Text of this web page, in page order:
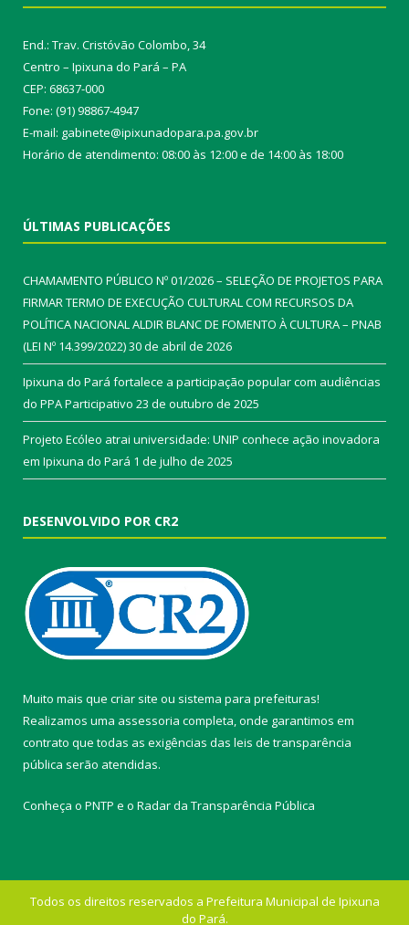
End.: Trav. Cristóvão Colombo, 34
Centro – Ipixuna do Pará – PA
CEP: 68637-000
Fone: (91) 98867-4947
E-mail: gabinete@ipixunadopara.pa.gov.br
Horário de atendimento: 08:00 às 12:00 e de 14:00 às 18:00
ÚLTIMAS PUBLICAÇÕES
CHAMAMENTO PÚBLICO Nº 01/2026 – SELEÇÃO DE PROJETOS PARA
FIRMAR TERMO DE EXECUÇÃO CULTURAL COM RECURSOS DA
POLÍTICA NACIONAL ALDIR BLANC DE FOMENTO À CULTURA – PNAB
(LEI Nº 14.399/2022)30 de abril de 2026
Ipixuna do Pará fortalece a participação popular com audiências
do PPA Participativo 23 de outubro de 2025
Projeto Ecóleo atrai universidade: UNIP conhece ação inovadora
em Ipixuna do Pará 1 de julho de 2025
DESENVOLVIDO POR CR2
Muito mais que criar site ou sistema para prefeituras!
Realizamos uma assessoria completa, onde garantimos em
contrato que todas as exigências das leis de transparência
pública serão atendidas.
Conheça o PNTP e o Radar da Transparência Pública
Todos os direitos reservados a Prefeitura Municipal de Ipixuna
do Pará.